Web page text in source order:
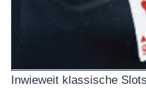
Inwieweit klassische